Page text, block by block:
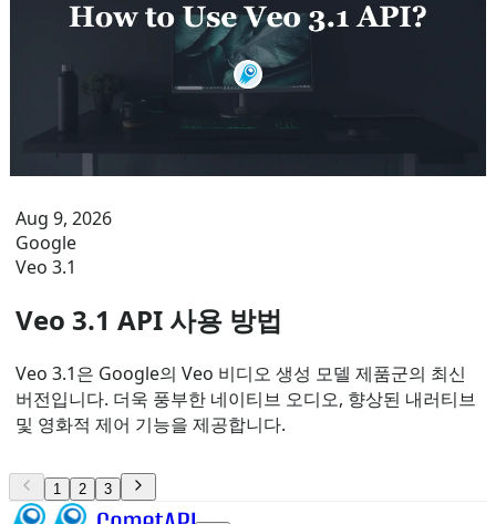
Aug 9, 2026
Google
Veo 3.1
Veo 3.1 API 사용 방법
Veo 3.1은 Google의 Veo 비디오 생성 모델 제품군의 최신
버전입니다. 더욱 풍부한 네이티브 오디오, 향상된 내러티브
및 영화적 제어 기능을 제공합니다.
1 2 3